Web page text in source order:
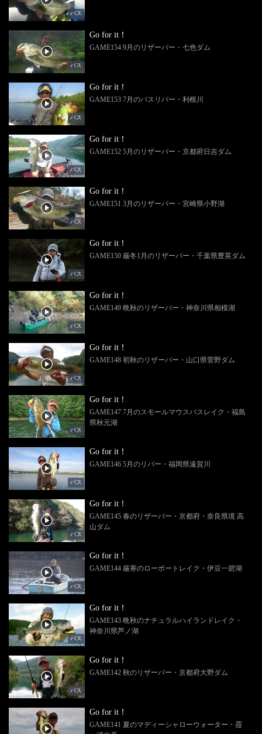
バス
バス
Go for it！
GAME154 9月のリザーバー・七色ダム
バス
Go for it！
GAME153 7月のバスリバー・利根川
バス
Go for it！
GAME152 5月のリザーバー・京都府日吉ダム
バス
Go for it！
GAME151 3月のリザーバー・宮崎県小野湖
バス
Go for it！
GAME150 厳冬1月のリザーバー・千葉県豊英ダム
バス
Go for it！
GAME149 晩秋のリザーバー・神奈川県相模湖
バス
Go for it！
GAME148 初秋のリザーバー・山口県菅野ダム
バス
Go for it！
GAME147 7月のスモールマウスバスレイク・福島
県秋元湖
バス
Go for it！
GAME146 5月のリバー・福岡県遠賀川
バス
Go for it！
GAME145 春のリザーバー・京都府・奈良県境 高
山ダム
バス
Go for it！
GAME144 厳寒のローボートレイク・伊豆一碧湖
バス
Go for it！
GAME143 晩秋のナチュラルハイランドレイク・
神奈川県芦ノ湖
バス
Go for it！
GAME142 秋のリザーバー・京都府大野ダム
Go for it！
GAME141 夏のマディーシャローウォーター・霞